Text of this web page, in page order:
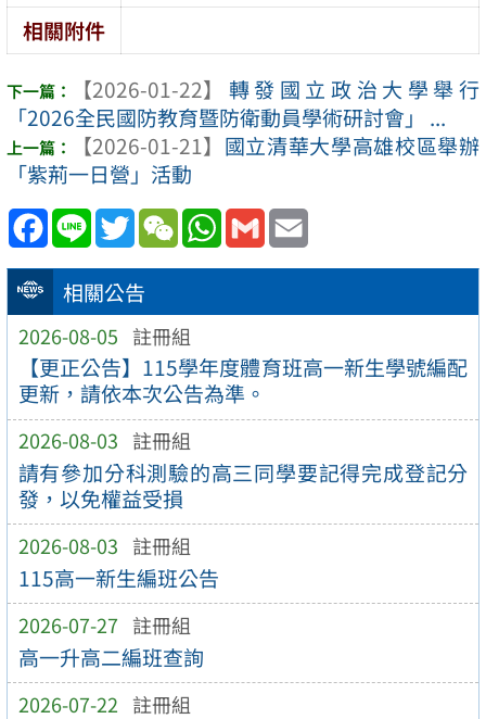
相關公告
2026-08-05 註冊組
【更正公告】115學年度體育班高一新生學號編配
更新，請依本次公告為準。
2026-08-03 註冊組
請有參加分科測驗的高三同學要記得完成登記分
發，以免權益受損
2026-08-03 註冊組
115高一新生編班公告
2026-07-27 註冊組
高一升高二編班查詢
2026-07-22 註冊組
相關附件
【2026-01-22】
轉發國立政治大學舉行
「2026全民國防教育暨防衛動員學術研討會」 ...
【2026-01-21】 國立清華大學高雄校區舉辦
「紫荊一日營」活動
Facebook
Line TwitterWeChatWhatsApp
Gmail